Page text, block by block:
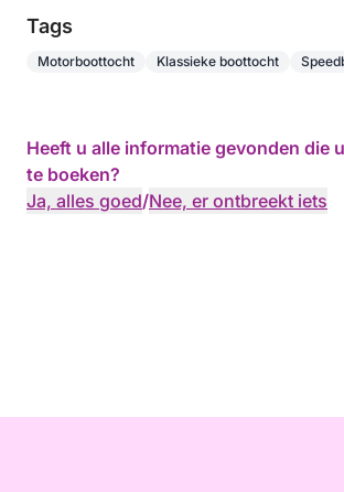
Tags
Motorboottocht Klassieke boottocht
Heeft u alle informatie gevonden die
te boeken?
Ja, alles goed/Nee, er ontbreekt iets